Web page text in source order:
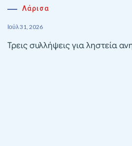
Λάρισα
Ιούλ 31, 2026
Τρεις συλλήψεις για ληστεία